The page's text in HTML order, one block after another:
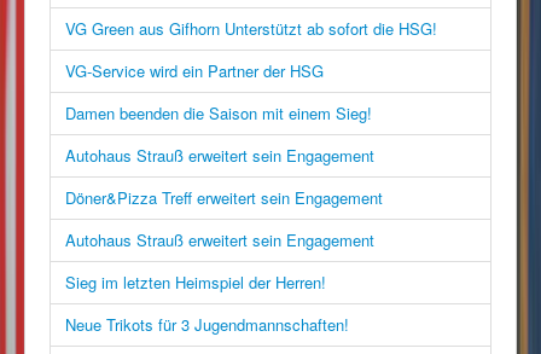
VG Green aus Gifhorn Unterstützt ab sofort die HSG!
VG-Service wird ein Partner der HSG
Damen beenden die Saison mit einem Sieg!
Autohaus Strauß erweitert sein Engagement
Döner&Pizza Treff erweitert sein Engagement
Autohaus Strauß erweitert sein Engagement
Sieg im letzten Heimspiel der Herren!
Neue Trikots für 3 Jugendmannschaften!